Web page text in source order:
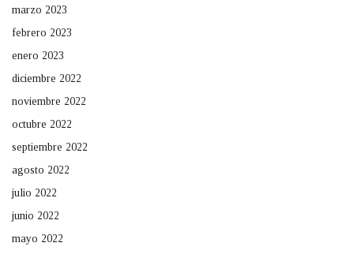
marzo 2023
febrero 2023
enero 2023
diciembre 2022
noviembre 2022
octubre 2022
septiembre 2022
agosto 2022
julio 2022
junio 2022
mayo 2022